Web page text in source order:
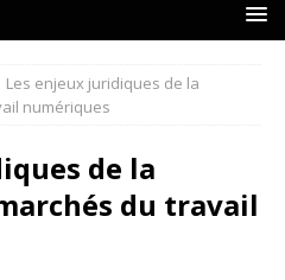
Les enjeux juridiques de la
numériques
de la
du travail